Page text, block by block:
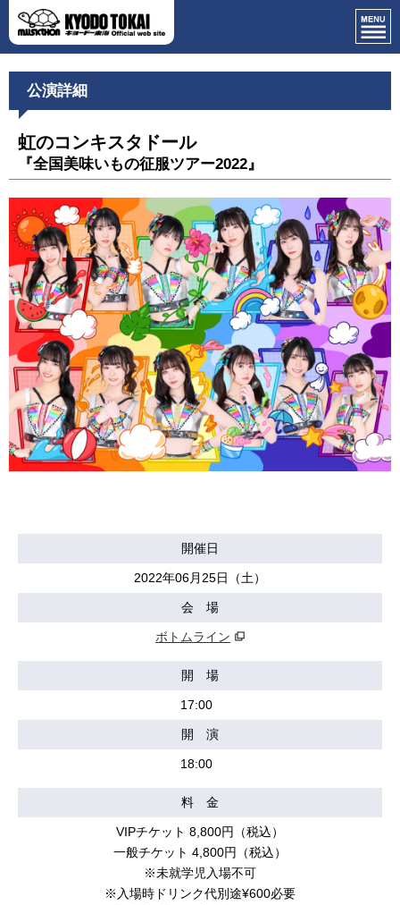
公演詳細
虹のコンキスタドール
『全国美味いもの征服ツアー2022』
開催日
2022年06月25日（土）
会 場
ボトムライン
開 場
17:00
開 演
18:00
料 金
VIPチケット 8,800円（税込）
一般チケット 4,800円（税込）
※未就学児入場不可
※入場時ドリンク代別途¥600必要